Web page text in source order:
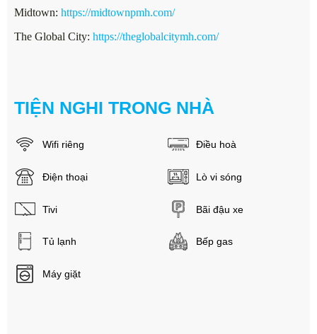
Midtown: https://midtownpmh.com/
The Global City: https://theglobalcitymh.com/
TIỆN NGHI TRONG NHÀ
Wifi riêng Điều hoà
Điện thoại Lò vi sóng
Tivi Bãi đậu xe
Tủ lạnh Bếp gas
Máy giặt